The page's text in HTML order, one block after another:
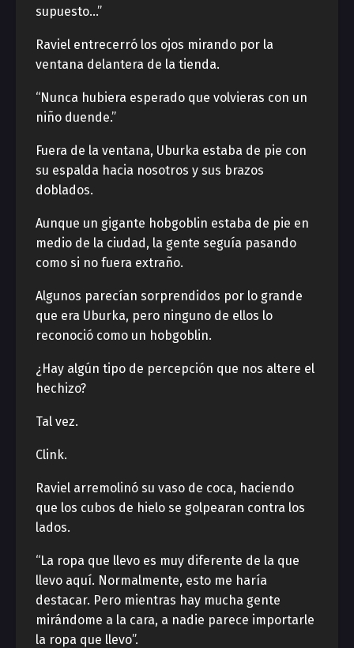
supuesto…”
Raviel entrecerró los ojos mirando por la
ventana delantera de la tienda.
“Nunca hubiera esperado que volvieras con un
niño duende.”
Fuera de la ventana, Uburka estaba de pie con
su espalda hacia nosotros y sus brazos
doblados.
Aunque un gigante hobgoblin estaba de pie en
medio de la ciudad, la gente seguía pasando
como si no fuera extraño.
Algunos parecían sorprendidos por lo grande
que era Uburka, pero ninguno de ellos lo
reconoció como un hobgoblin.
¿Hay algún tipo de percepción que nos altere el
hechizo?
Tal vez.
Clink.
Raviel arremolinó su vaso de coca, haciendo
que los cubos de hielo se golpearan contra los
lados.
“La ropa que llevo es muy diferente de la que
llevo aquí. Normalmente, esto me haría
destacar. Pero mientras hay mucha gente
mirándome a la cara, a nadie parece importarle
la ropa que llevo”.